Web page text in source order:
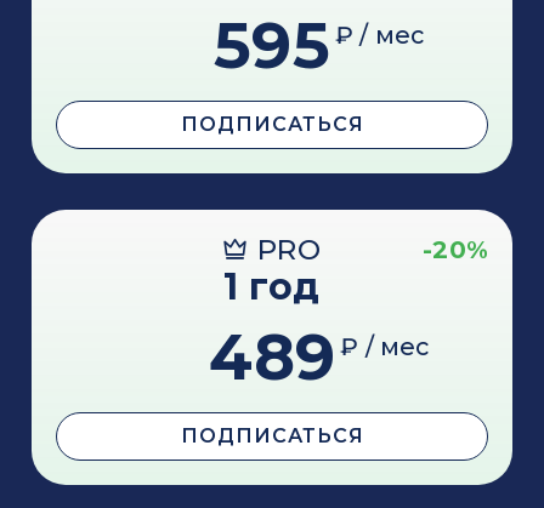
595 ₽ / мес
ПОДПИСАТЬСЯ
PRO -20%
1 год
489 ₽ / мес
ПОДПИСАТЬСЯ